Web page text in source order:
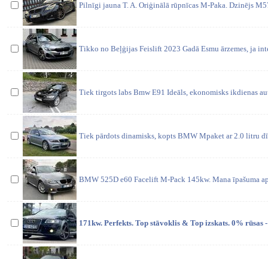
Pilnīgi jauna T. A. Oriģinālā rūpnīcas M-Paka. Dzinējs
Tikko no Beļģijas Feislift 2023 Gadā Esmu ārzemes, ja
Tiek tirgots labs Bmw E91 Ideāls, ekonomisks ikdienas
Tiek pārdots dinamisks, kopts BMW Mpaket ar 2.0 litru
BMW 525D e60 Facelift M-Pack 145kw. Mana īpašuma
171kw. Perfekts. Top stāvoklis & Top izskats. 0% rūsas